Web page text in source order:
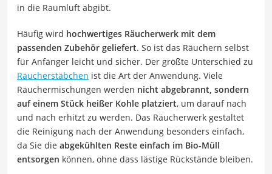
in die Raumluft abgibt.
Häufig wird hochwertiges Räucherwerk mit dem
passenden Zubehör geliefert. So ist das Räuchern selbst
für Anfänger leicht und sicher. Der größte Unterschied zu
Räucherstäbchen ist die Art der Anwendung. Viele
Räuchermischungen werden nicht abgebrannt, sondern
auf einem Stück heißer Kohle platziert, um darauf nach
und nach erhitzt zu werden. Das Räucherwerk gestaltet
die Reinigung nach der Anwendung besonders einfach,
da Sie die abgekühlten Reste einfach im Bio-Müll
entsorgen können, ohne dass lästige Rückstände bleiben.